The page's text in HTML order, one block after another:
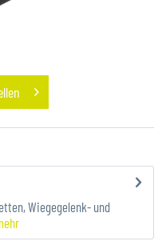
Wiegegelenk- und